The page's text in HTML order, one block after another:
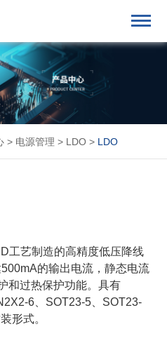
> 电源管理 > LDO > LDO
工艺制造的高精度低压降线
的输出电流，静态电流
和过热保护功能。具有
6、SOT23-5、SOT23-
形式。